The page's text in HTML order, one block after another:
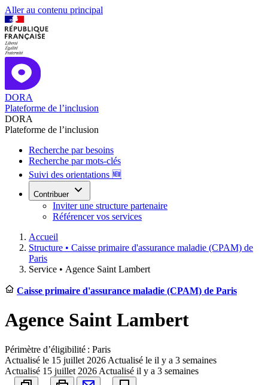
Aller au contenu principal
DORA
Plateforme de l’inclusion
DORA
Plateforme de l’inclusion
Recherche par besoins
Recherche par mots-clés
Suivi des orientations 🆕
Contribuer
Inviter une structure partenaire
Référencer vos services
Accueil
Structure • Caisse primaire d'assurance maladie (CPAM) de
Paris
Service • Agence Saint Lambert
Caisse primaire d'assurance maladie (CPAM) de Paris
Agence Saint Lambert
Périmètre d’éligibilité : Paris
Actualisé le 15 juillet 2026 Actualisé le il y a 3 semaines
Actualisé 15 juillet 2026 Actualisé il y a 3 semaines